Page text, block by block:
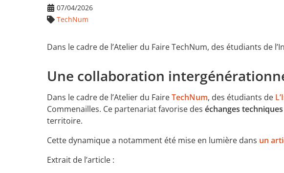
07/04/2026
TechNum
Dans le cadre de l’Atelier du Faire TechNum, des étudiants de
Une collaboration
Dans le cadre de l’Atelier du FaireTechNum, des étudiants de
Commenailles. Ce partenariat favorise des échanges
territoire.
Cette dynamique a notamment été mise en lumière dans un
Extrait de l’article :